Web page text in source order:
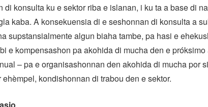
di konsulta ku e sektor riba e islanan, i ku ta a base di
kaba. A konsekuensia di e seshonnan di konsulta a
supstansialmente algun biaha tambe, pa hasi e
e kompensashon pa akohida di mucha den e
– pa e organisashonnan den akohida di mucha por
kondishonnan di trabou den e sektor.